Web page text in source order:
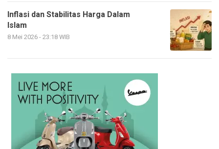
Inflasi dan Stabilitas Harga Dalam
Islam
8 Mei 2026 - 23:18 WIB